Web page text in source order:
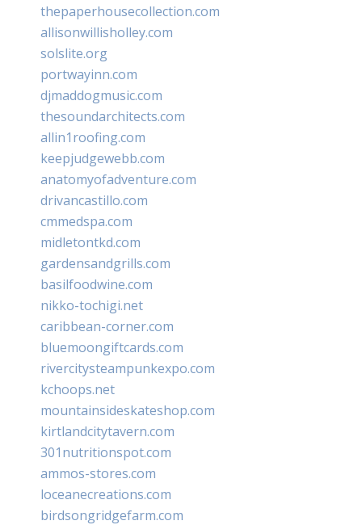
thepaperhousecollection.com
allisonwillisholley.com
solslite.org
portwayinn.com
djmaddogmusic.com
thesoundarchitects.com
allin1roofing.com
keepjudgewebb.com
anatomyofadventure.com
drivancastillo.com
cmmedspa.com
midletontkd.com
gardensandgrills.com
basilfoodwine.com
nikko-tochigi.net
caribbean-corner.com
bluemoongiftcards.com
rivercitysteampunkexpo.com
kchoops.net
mountainsideskateshop.com
kirtlandcitytavern.com
301nutritionspot.com
ammos-stores.com
loceanecreations.com
birdsongridgefarm.com